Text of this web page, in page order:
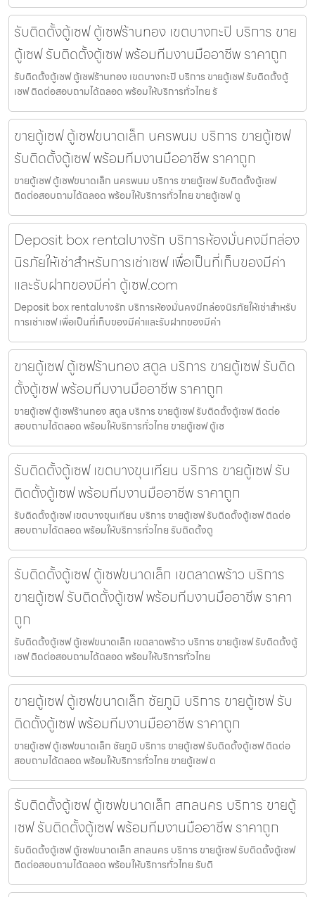
รับติดตั้งตู้เซฟ ตู้เซฟร้านทอง เขตบางกะปิ บริการ ขาย
ตู้เซฟ รับติดตั้งตู้เซฟ พร้อมทีมงานมืออาชีพ ราคาถูก
รับติดตั้งตู้เซฟ ตู้เซฟร้านทอง เขตบางกะปิ บริการ ขายตู้เซฟ รับติดตั้งตู้
เซฟ ติดต่อสอบถามได้ตลอด พร้อมให้บริการทั่วไทย รั
ขายตู้เซฟ ตู้เซฟขนาดเล็ก นครพนม บริการ ขายตู้เซฟ
รับติดตั้งตู้เซฟ พร้อมทีมงานมืออาชีพ ราคาถูก
ขายตู้เซฟ ตู้เซฟขนาดเล็ก นครพนม บริการ ขายตู้เซฟ รับติดตั้งตู้เซฟ
ติดต่อสอบถามได้ตลอด พร้อมให้บริการทั่วไทย ขายตู้เซฟ ตู
Deposit box rentalบางรัก บริการห้องมั่นคงมีกล่อง
นิรภัยให้เช่าสำหรับการเช่าเซฟ เพื่อเป็นที่เก็บของมีค่า
และรับฝากของมีค่า ตู้เซฟ.com
Deposit box rentalบางรัก บริการห้องมั่นคงมีกล่องนิรภัยให้เช่าสำหรับ
การเช่าเซฟ เพื่อเป็นที่เก็บของมีค่าและรับฝากของมีค่า
ขายตู้เซฟ ตู้เซฟร้านทอง สตูล บริการ ขายตู้เซฟ รับติด
ตั้งตู้เซฟ พร้อมทีมงานมืออาชีพ ราคาถูก
ขายตู้เซฟ ตู้เซฟร้านทอง สตูล บริการ ขายตู้เซฟ รับติดตั้งตู้เซฟ ติดต่อ
สอบถามได้ตลอด พร้อมให้บริการทั่วไทย ขายตู้เซฟ ตู้เซ
รับติดตั้งตู้เซฟ เขตบางขุนเทียน บริการ ขายตู้เซฟ รับ
ติดตั้งตู้เซฟ พร้อมทีมงานมืออาชีพ ราคาถูก
รับติดตั้งตู้เซฟ เขตบางขุนเทียน บริการ ขายตู้เซฟ รับติดตั้งตู้เซฟ ติดต่อ
สอบถามได้ตลอด พร้อมให้บริการทั่วไทย รับติดตั้งตู
รับติดตั้งตู้เซฟ ตู้เซฟขนาดเล็ก เขตลาดพร้าว บริการ
ขายตู้เซฟ รับติดตั้งตู้เซฟ พร้อมทีมงานมืออาชีพ ราคา
ถูก
รับติดตั้งตู้เซฟ ตู้เซฟขนาดเล็ก เขตลาดพร้าว บริการ ขายตู้เซฟ รับติดตั้งตู้
เซฟ ติดต่อสอบถามได้ตลอด พร้อมให้บริการทั่วไทย
ขายตู้เซฟ ตู้เซฟขนาดเล็ก ชัยภูมิ บริการ ขายตู้เซฟ รับ
ติดตั้งตู้เซฟ พร้อมทีมงานมืออาชีพ ราคาถูก
ขายตู้เซฟ ตู้เซฟขนาดเล็ก ชัยภูมิ บริการ ขายตู้เซฟ รับติดตั้งตู้เซฟ ติดต่อ
สอบถามได้ตลอด พร้อมให้บริการทั่วไทย ขายตู้เซฟ ต
รับติดตั้งตู้เซฟ ตู้เซฟขนาดเล็ก สกลนคร บริการ ขายตู้
เซฟ รับติดตั้งตู้เซฟ พร้อมทีมงานมืออาชีพ ราคาถูก
รับติดตั้งตู้เซฟ ตู้เซฟขนาดเล็ก สกลนคร บริการ ขายตู้เซฟ รับติดตั้งตู้เซฟ
ติดต่อสอบถามได้ตลอด พร้อมให้บริการทั่วไทย รับติ